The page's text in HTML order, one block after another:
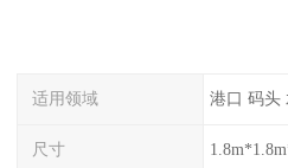
适用领域 港口 码头
尺寸